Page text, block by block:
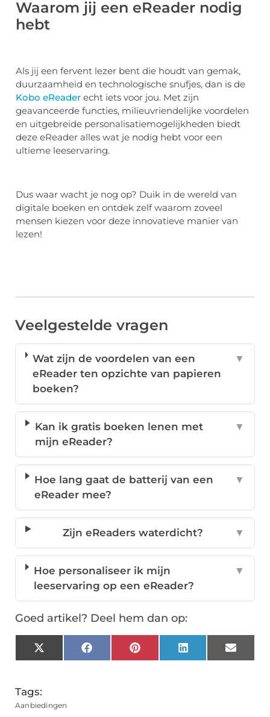
Waarom jij een eReader nodig
hebt
Als jij een fervent lezer bent die houdt van gemak,
duurzaamheid en technologische snufjes, dan is de
Kobo eReader echt iets voor jou. Met zijn
geavanceerde functies, milieuvriendelijke voordelen
en uitgebreide personalisatiemogelijkheden biedt
deze eReader alles wat je nodig hebt voor een
ultieme leeservaring.
Dus waar wacht je nog op? Duik in de wereld van
digitale boeken en ontdek zelf waarom zoveel
mensen kiezen voor deze innovatieve manier van
lezen!
Veelgestelde vragen
Wat zijn de voordelen van een
eReader ten opzichte van papieren
boeken?
▼
Kan ik gratis boeken lenen met
mijn eReader?
▼
Hoe lang gaat de batterij van een
eReader mee?
▼
Zijn eReaders waterdicht? ▼
Hoe personaliseer ik mijn
leeservaring op een eReader?
▼
Goed artikel? Deel hem dan op:
X
(Twitter)
FacebookPinterestLinkedInEmail
Tags:
Aanbiedingen